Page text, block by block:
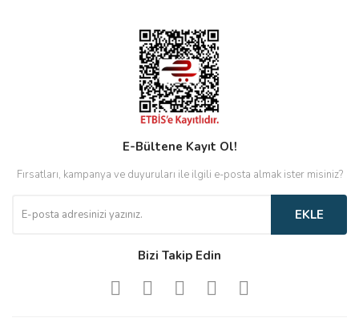
E-Bültene Kayıt Ol!
Fırsatları, kampanya ve duyuruları ile ilgili e-posta almak ister misiniz?
EKLE
Bizi Takip Edin